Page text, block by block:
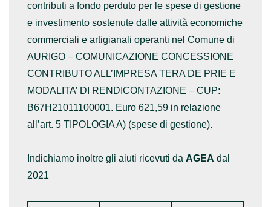
contributi a fondo perduto per le spese di gestione
e investimento sostenute dalle attività economiche
commerciali e artigianali operanti nel Comune di
AURIGO – COMUNICAZIONE CONCESSIONE
CONTRIBUTO ALL’IMPRESA TERA DE PRIE E
MODALITA’ DI RENDICONTAZIONE – CUP:
B67H21011100001. Euro 621,59 in relazione
all’art. 5 TIPOLOGIA A) (spese di gestione).
Indichiamo inoltre gli aiuti ricevuti da AGEA dal
2021